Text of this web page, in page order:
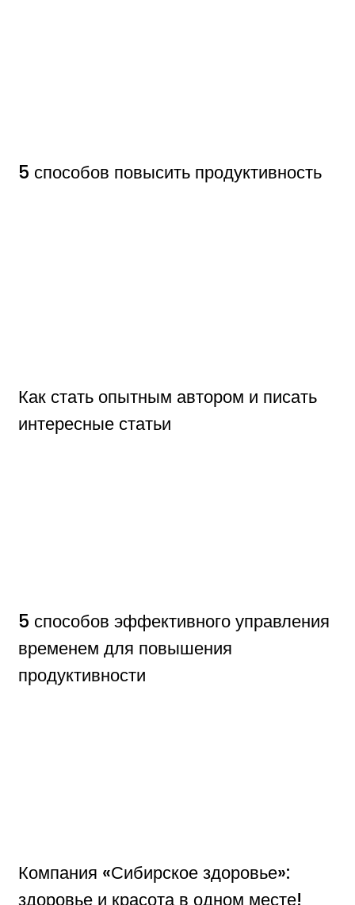
5 способов повысить продуктивность
Как стать опытным автором и писать
интересные статьи
5 способов эффективного управления
временем для повышения
продуктивности
Компания «Сибирское здоровье»:
здоровье и красота в одном месте!